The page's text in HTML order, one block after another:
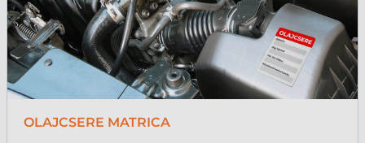
OLAJCSERE MATRICA